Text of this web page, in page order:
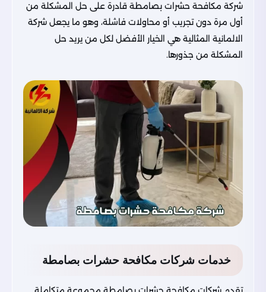
شركة مكافحة حشرات بصامطة قادرة على حل المشكلة من
أول مرة دون تجريب أو محاولات فاشلة، وهو ما يجعل شركة
الالمانية المثالية هي الخيار الأفضل لكل من يريد حل
المشكلة من جذورها.
خدمات شركات مكافحة حشرات بصامطة